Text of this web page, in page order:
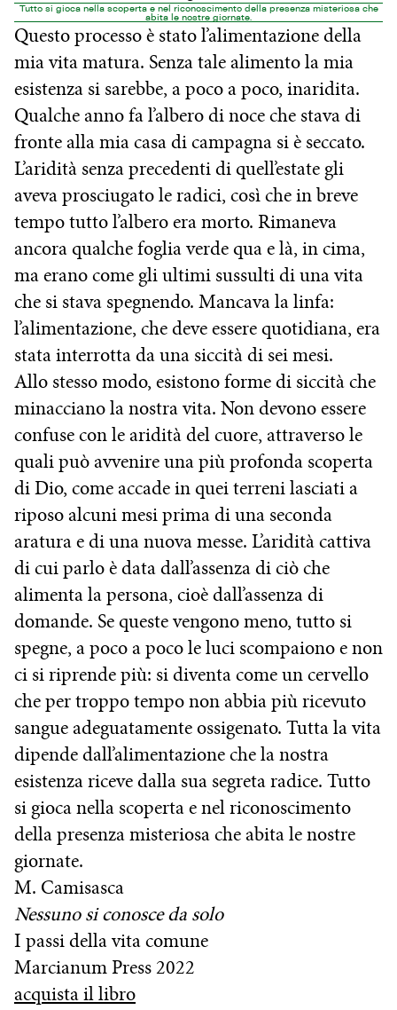
Tutto si gioca nella scoperta e nel riconoscimento della presenza misteriosa che
abita le nostre giornate.
Questo processo è stato l’alimentazione della
mia vita matura. Senza tale alimento la mia
esistenza si sarebbe, a poco a poco, inaridita.
Qualche anno fa l’albero di noce che stava di
fronte alla mia casa di campagna si è seccato.
L’aridità senza precedenti di quell’estate gli
aveva prosciugato le radici, così che in breve
tempo tutto l’albero era morto. Rimaneva
ancora qualche foglia verde qua e là, in cima,
ma erano come gli ultimi sussulti di una vita
che si stava spegnendo. Mancava la linfa:
l’alimentazione, che deve essere quotidiana, era
stata interrotta da una siccità di sei mesi.
Allo stesso modo, esistono forme di siccità che
minacciano la nostra vita. Non devono essere
confuse con le aridità del cuore, attraverso le
quali può avvenire una più profonda scoperta
di Dio, come accade in quei terreni lasciati a
riposo alcuni mesi prima di una seconda
aratura e di una nuova messe. L’aridità cattiva
di cui parlo è data dall’assenza di ciò che
alimenta la persona, cioè dall’assenza di
domande. Se queste vengono meno, tutto si
spegne, a poco a poco le luci scompaiono e non
ci si riprende più: si diventa come un cervello
che per troppo tempo non abbia più ricevuto
sangue adeguatamente ossigenato. Tutta la vita
dipende dall’alimentazione che la nostra
esistenza riceve dalla sua segreta radice. Tutto
si gioca nella scoperta e nel riconoscimento
della presenza misteriosa che abita le nostre
giornate.
M. Camisasca
Nessuno si conosce da solo
I passi della vita comune
Marcianum Press 2022
acquista il libro